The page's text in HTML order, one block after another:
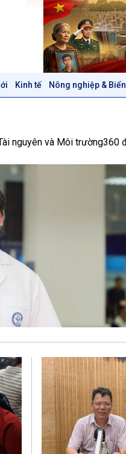
Kinh tế Nông nghiệp &
18h
21h30
mục
Thời sự
& Công nghệ
học & Công nghệ
công nghệ
chung với biến đổi
nguyên và Môi trường360